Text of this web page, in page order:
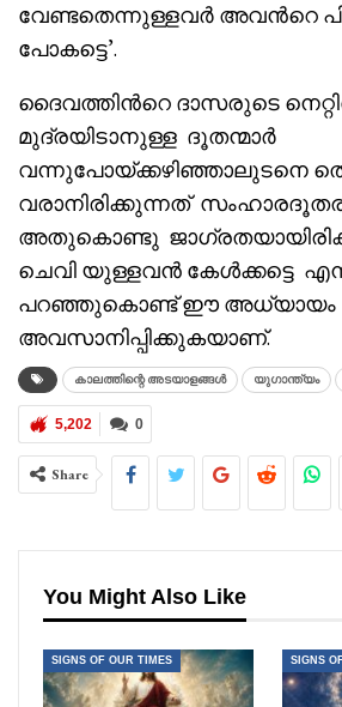
വേണ്ടതെന്നുള്ളവർ അവൻറെ
പോകട്ടെ’.
ദൈവത്തിൻറെ ദാസരുടെ
മുദ്രയിടാനുള്ള ദൂതന്മാർ
വന്നുപോയ്ക്കഴിഞ്ഞാലുടനെ
വരാനിരിക്കുന്നത്
അതുകൊണ്ടു
ചെവി യുള്ളവൻ കേൾക്കട്ടെ
പറഞ്ഞുകൊണ്ട് ഈ അധ്യായം
അവസാനിപ്പിക്കുകയാണ്.
കാലത്തിന്റെ അടയാളങ്ങൾ യുഗാന്ത്യം
0
5,202
Share
You Might Also Like
SIGNS OF OUR TIMES SIGNS